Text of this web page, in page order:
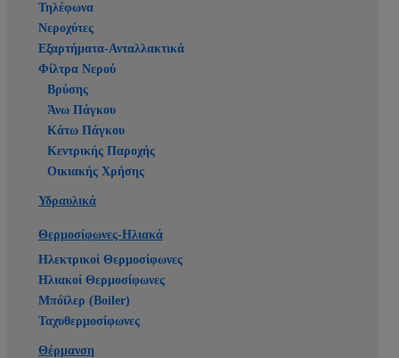
Τηλέφωνα
Νεροχύτες
Εξαρτήματα-Ανταλλακτικά
Φίλτρα Νερού
Βρύσης
Άνω Πάγκου
Κάτω Πάγκου
Κεντρικής Παροχής
Οικιακής Χρήσης
Υδραυλικά
Θερμοσίφωνες-Ηλιακά
Ηλεκτρικοί Θερμοσίφωνες
Ηλιακοί Θερμοσίφωνες
Μπόϊλερ (Boiler)
Ταχυθερμοσίφωνες
Θέρμανση